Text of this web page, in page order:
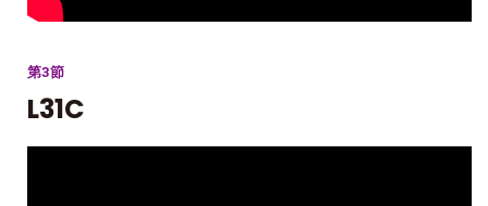
第3節
L31C